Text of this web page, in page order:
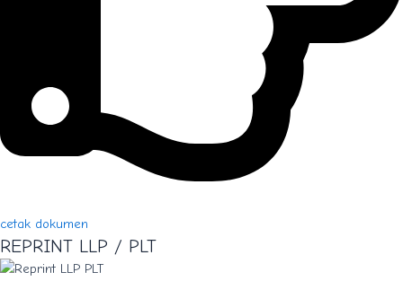
cetak dokumen
REPRINT LLP / PLT